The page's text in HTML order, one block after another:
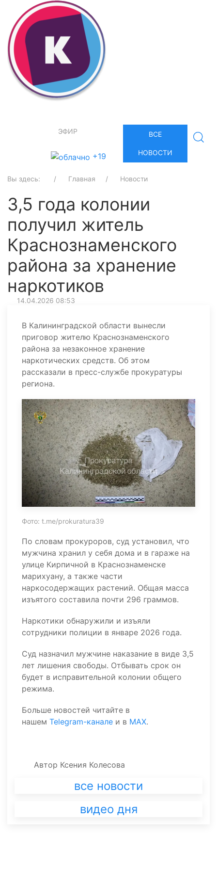
ЭФИР
+19
ВСЕ
НОВОСТИ
Вы здесь: Главная Новости
3,5 года колонии
получил житель
Краснознаменского
района за хранение
наркотиков
14.04.2026 08:53
В Калининградской области вынесли
приговор жителю Краснознаменского
района за незаконное хранение
наркотических средств. Об этом
рассказали в пресс-службе прокуратуры
региона.
Фото: t.me/prokuratura39
По словам прокуроров, суд установил, что
мужчина хранил у себя дома и в гараже на
улице Кирпичной в Краснознаменске
марихуану, а также части
наркосодержащих растений. Общая масса
изъятого составила почти 296 граммов.
Наркотики обнаружили и изъяли
сотрудники полиции в январе 2026 года.
Суд назначил мужчине наказание в виде 3,5
лет лишения свободы. Отбывать срок он
будет в исправительной колонии общего
режима.
Больше новостей читайте в
нашем Telegram-канале и в MAX.
Автор Ксения Колесова
все новости
видео дня